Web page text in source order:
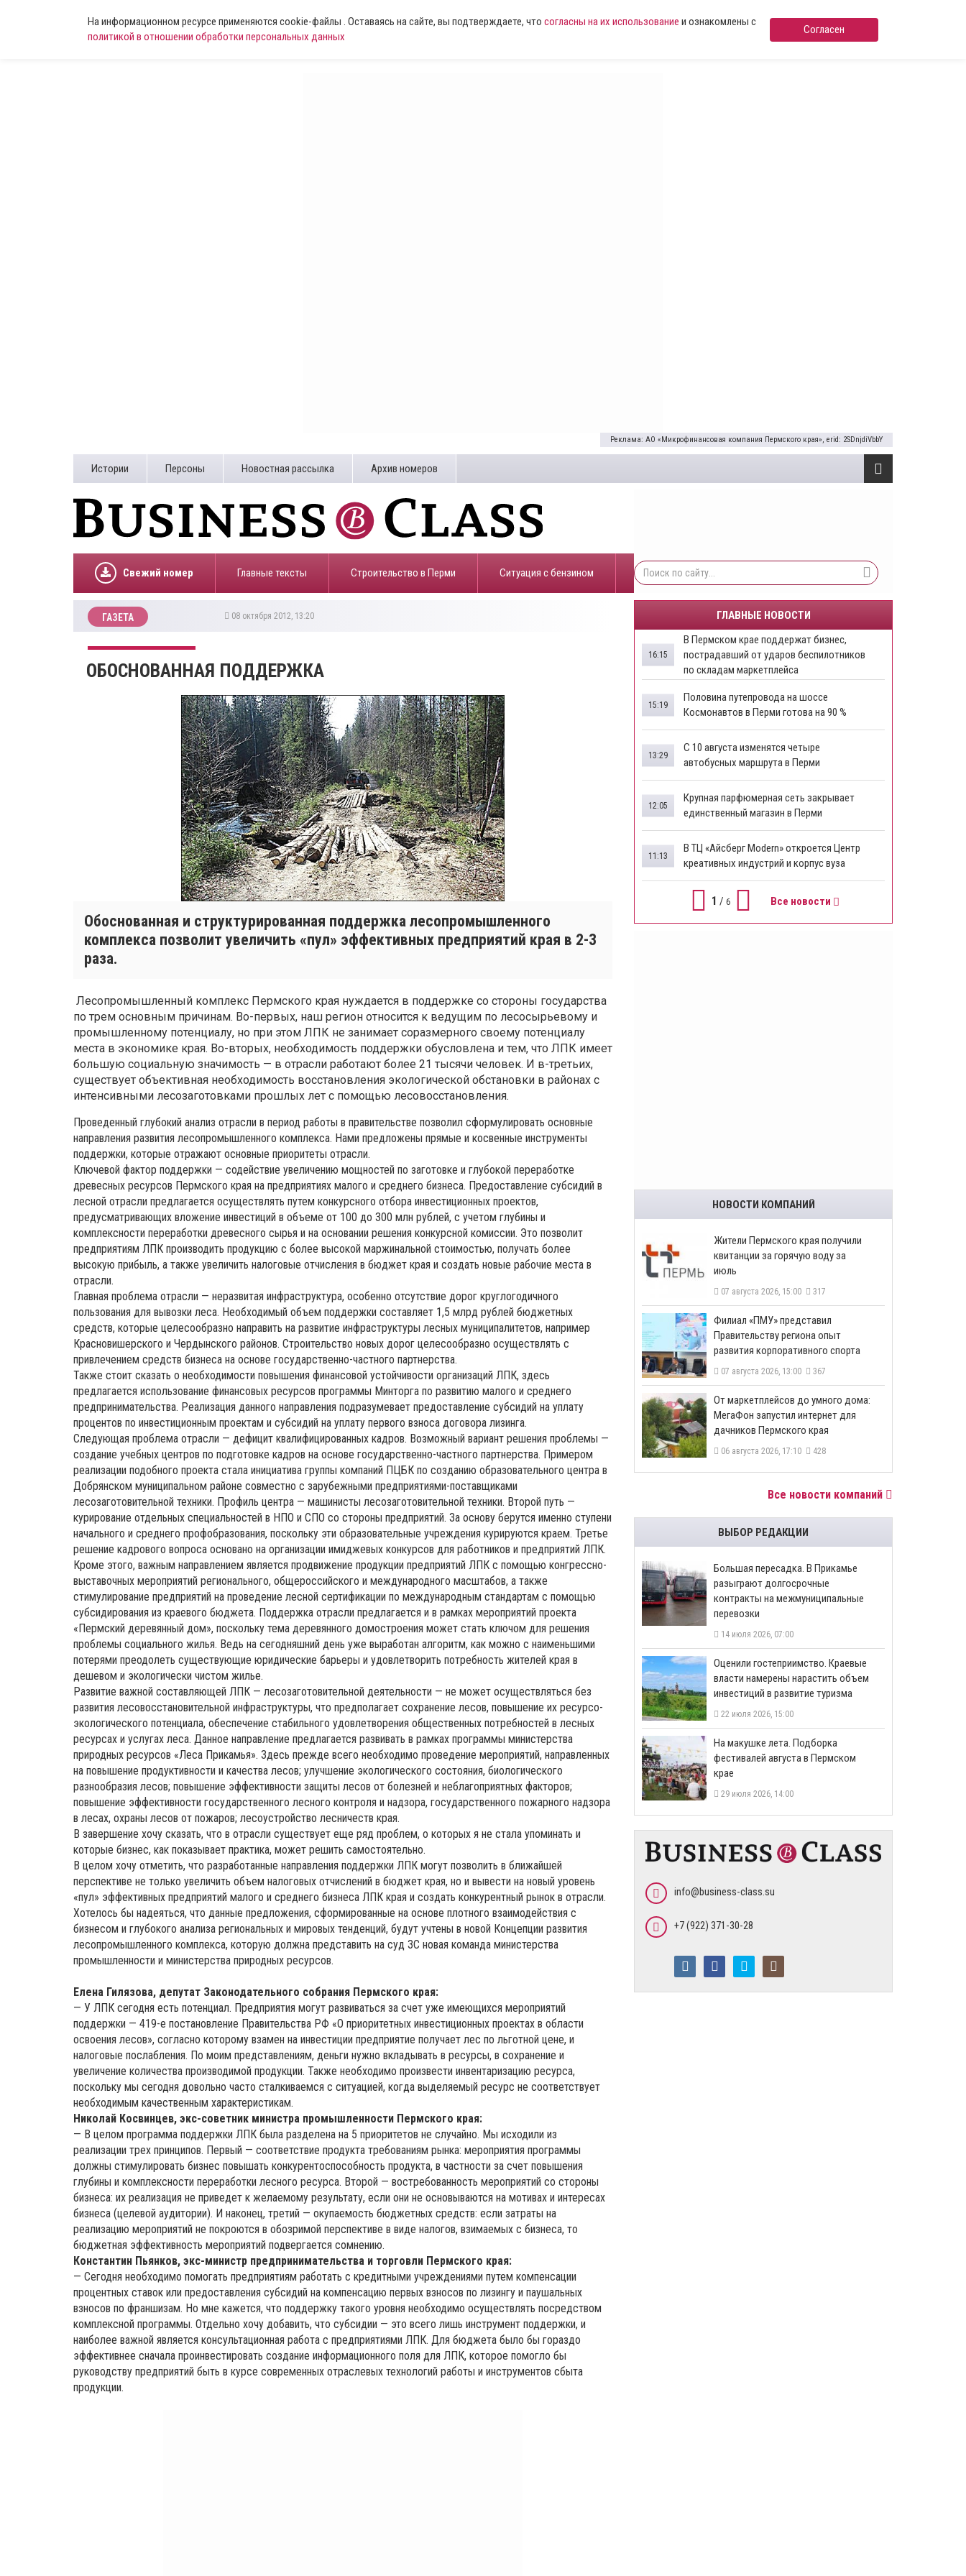
На информационном ресурсе применяются cookie-файлы . Оставаясь на сайте, вы подтверждаете, что согласны на их использование и ознакомлены с
политикой в отношении обработки персональных данных
Согласен
Реклама: АО «Микрофинансовая компания Пермского края», erid: 2SDnjdiVbbY
Истории Персоны Новостная рассылка Архив номеров
Свежий номер Главные тексты Строительство в Перми ​Ситуация с бензином
ГАЗЕТА 08 октября 2012, 13:20
ОБОСНОВАННАЯ ПОДДЕРЖКА
Обоснованная и структурированная поддержка лесопромышленного
комплекса позволит увеличить «пул» эффективных предприятий края в 2-3
раза.
Лесопромышленный комплекс Пермского края нуждается в поддержке со стороны государства
по трем основным причинам. Во-первых, наш регион относится к ведущим по лесосырьевому и
промышленному потенциалу, но при этом ЛПК не занимает соразмерного своему потенциалу
места в экономике края. Во-вторых, необходимость поддержки обусловлена и тем, что ЛПК имеет
большую социальную значимость — в отрасли работают более 21 тысячи человек. И в-третьих,
существует объективная необходимость восстановления экологической обстановки в районах с
интенсивными лесозаготовками прошлых лет с помощью лесовосстановления.
Проведенный глубокий анализ отрасли в период работы в правительстве позволил сформулировать основные
направления развития лесопромышленного комплекса. Нами предложены прямые и косвенные инструменты
поддержки, которые отражают основные приоритеты отрасли.
Ключевой фактор поддержки — содействие увеличению мощностей по заготовке и глубокой переработке
древесных ресурсов Пермского края на предприятиях малого и среднего бизнеса. Предоставление субсидий в
лесной отрасли предлагается осуществлять путем конкурсного отбора инвестиционных проектов,
предусматривающих вложение инвестиций в объеме от 100 до 300 млн рублей, с учетом глубины и
комплексности переработки древесного сырья и на основании решения конкурсной комиссии. Это позволит
предприятиям ЛПК производить продукцию с более высокой маржинальной стоимостью, получать более
высокую прибыль, а также увеличить налоговые отчисления в бюджет края и создать новые рабочие места в
отрасли.
Главная проблема отрасли — неразвитая инфраструктура, особенно отсутствие дорог круглогодичного
пользования для вывозки леса. Необходимый объем поддержки составляет 1,5 млрд рублей бюджетных
средств, которые целесообразно направить на развитие инфраструктуры лесных муниципалитетов, например
Красновишерского и Чердынского районов. Строительство новых дорог целесообразно осуществлять с
привлечением средств бизнеса на основе государственно-частного партнерства.
Также стоит сказать о необходимости повышения финансовой устойчивости организаций ЛПК, здесь
предлагается использование финансовых ресурсов программы Минторга по развитию малого и среднего
предпринимательства. Реализация данного направления подразумевает предоставление субсидий на уплату
процентов по инвестиционным проектам и субсидий на уплату первого взноса договора лизинга.
Следующая проблема отрасли — дефицит квалифицированных кадров. Возможный вариант решения проблемы —
создание учебных центров по подготовке кадров на основе государственно-частного партнерства. Примером
реализации подобного проекта стала инициатива группы компаний ПЦБК по созданию образовательного центра в
Добрянском муниципальном районе совместно с зарубежными предприятиями-поставщиками
лесозаготовительной техники. Профиль центра — машинисты лесозаготовительной техники. Второй путь —
курирование отдельных специальностей в НПО и СПО со стороны предприятий. За основу берутся именно ступени
начального и среднего проф­образования, поскольку эти образовательные учреждения курируются краем. Третье
решение кадрового вопроса основано на организации имиджевых конкурсов для работников и предприятий ЛПК.
Кроме этого, важным направлением является продвижение продукции предприятий ЛПК с помощью конгрессно-
выставочных мероприятий регионального, общероссийского и международного масштабов, а также
стимулирование предприятий на проведение лесной сертификации по международным стандартам с помощью
субсидирования из краевого бюджета. Поддержка отрасли предлагается и в рамках мероприятий проекта
«Пермский деревянный дом», поскольку тема деревянного домостроения может стать ключом для решения
проблемы социального жилья. Ведь на сегодняшний день уже выработан алгоритм, как можно с наименьшими
потерями преодолеть существующие юридические барьеры и удовлетворить потребность жителей края в
дешевом и экологически чистом жилье.
Развитие важной составляющей ЛПК — лесозаготовительной деятельности — не может осуществляться без
развития лесовосстановительной инфраструктуры, что предполагает сохранение лесов, повышение их ресурсо-
экологического потенциала, обеспечение стабильного удовлетворения общественных потребностей в лесных
ресурсах и услугах леса. Данное направление предлагается развивать в рамках программы министерства
природных ресурсов «Леса Прикамья». Здесь прежде всего необходимо проведение мероприятий, направленных
на повышение продуктивности и качества лесов; улучшение экологического состояния, биологического
разнообразия лесов; повышение эффективности защиты лесов от болезней и неблагоприятных факторов;
повышение эффективности государственного лесного контроля и надзора, государственного пожарного надзора
в лесах, охраны лесов от пожаров; лесоустройство лесничеств края.
В завершение хочу сказать, что в отрасли существует еще ряд проблем, о которых я не стала упоминать и
которые бизнес, как показывает практика, может решить самостоятельно.
В целом хочу отметить, что разработанные направления поддержки ЛПК могут позволить в ближайшей
перспективе не только увеличить объем налоговых отчислений в бюджет края, но и вывести на новый уровень
«пул» эффективных предприятий малого и среднего бизнеса ЛПК края и создать конкурентный рынок в отрасли.
Хотелось бы надеяться, что данные предложения, сформированные на основе плотного взаимодействия с
бизнесом и глубокого анализа региональных и мировых тенденций, будут учтены в новой Концепции развития
лесопромышленного комплекса, которую должна представить на суд ЗС новая команда министерства
промышленности и министерства природных ресурсов.
Елена Гилязова, депутат Законодательного собрания Пермского края:
— У ЛПК сегодня есть потенциал. Предприятия могут развиваться за счет уже имеющихся мероприятий
поддержки — 419-е постановление Правительства РФ «О приоритетных инвестиционных проектах в области
освоения лесов», согласно которому взамен на инвестиции предприятие получает лес по льготной цене, и
налоговые послабления. По моим представлениям, деньги нужно вкладывать в ресурсы, в сохранение и
увеличение количества производимой продукции. Также необходимо произвести инвентаризацию ресурса,
поскольку мы сегодня довольно часто сталкиваемся с ситуацией, когда выделяемый ресурс не соответствует
необходимым качественным характеристикам.
Николай Косвинцев, экс-советник министра промышленности Пермского края:
— В целом программа поддержки ЛПК была разделена на 5 приоритетов не случайно. Мы исходили из
реализации трех принципов. Первый — соответствие продукта требованиям рынка: мероприятия программы
должны стимулировать бизнес повышать конкурентоспособность продукта, в частности за счет повышения
глубины и комплексности переработки лесного ресурса. Второй — востребованность мероприятий со стороны
бизнеса: их реализация не приведет к желаемому результату, если они не основываются на мотивах и интересах
бизнеса (целевой аудитории). И наконец, третий — окупаемость бюджетных средств: если затраты на
реализацию мероприятий не покроются в обозримой перспективе в виде налогов, взимаемых с бизнеса, то
бюджетная эффективность мероприятий подвергается сомнению.
Константин Пьянков, экс-министр предпринимательства и торговли Пермского края:
— Cегодня необходимо помогать предприятиям работать с кредитными учреждениями путем компенсации
процентных ставок или предоставления субсидий на компенсацию первых взносов по лизингу и паушальных
взносов по франшизам. Но мне кажется, что поддержку такого уровня необходимо осуществлять посредством
комплексной программы. Отдельно хочу добавить, что субсидии — это всего лишь инструмент поддержки, и
наиболее важной является консультационная работа с предприятиями ЛПК. Для бюджета было бы гораздо
эффективнее сначала проинвестировать создание информационного поля для ЛПК, которое помогло бы
руководству предприятий быть в курсе современных отраслевых технологий работы и инструментов сбыта
продукции.
ГЛАВНЫЕ НОВОСТИ
​В Пермском крае поддержат бизнес,
пострадавший от ударов беспилотников
по складам маркетплейса
16:15
​Половина путепровода на шоссе
Космонавтов в Перми готова на 90 %
15:19
​С 10 августа изменятся четыре
автобусных маршрута в Перми
13:29
​Крупная парфюмерная сеть закрывает
единственный магазин в Перми
12:05
​В ТЦ «Айсберг Modern» откроется Центр
креативных индустрий и корпус вуза
11:13
1 / 6 Все новости
НОВОСТИ КОМПАНИЙ
​Жители Пермского края получили
квитанции за горячую воду за
июль
07 августа 2026, 15:00 317
​Филиал «ПМУ» представил
Правительству региона опыт
развития корпоративного спорта
07 августа 2026, 13:00 367
От маркетплейсов до умного дома:
МегаФон запустил интернет для
дачников Пермского края
06 августа 2026, 17:10 428
Все новости компаний
ВЫБОР РЕДАКЦИИ
Большая пересадка. В Прикамье
разыграют долгосрочные
контракты на межмуниципальные
перевозки
14 июля 2026, 07:00
Оценили гостеприимство. Краевые
власти намерены нарастить объем
инвестиций в развитие туризма
22 июля 2026, 15:00
На макушке лета. Подборка
фестивалей августа в Пермском
крае
29 июля 2026, 14:00
info@business-class.su
+7 (922) 371-30-28